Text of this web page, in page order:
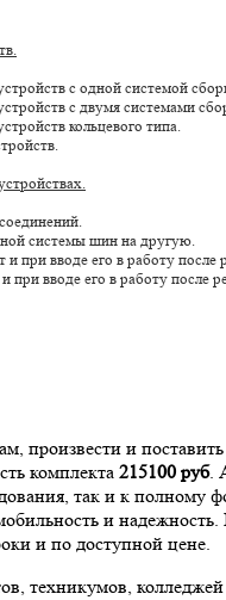
с одной системой
с двумя системами
кольцевого типа.
системы шин на другую.
при вводе его в работу после
вводе его в работу после
произвести и
комплекта 215100 руб.
так и к полному
и
и по доступной цене.
техникумов,